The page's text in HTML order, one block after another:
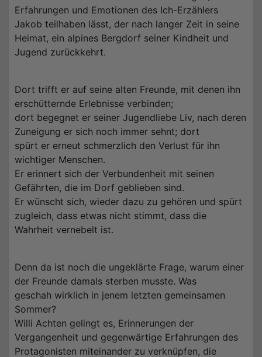
Erfahrungen und Emotionen des Ich-Erzählers
Jakob teilhaben lässt, der nach langer Zeit in seine
Heimat, ein alpines Bergdorf seiner Kindheit und
Jugend zurückkehrt.
Dort trifft er auf seine alten Freunde, mit denen ihn
erschütternde Erlebnisse verbinden;
dort begegnet er seiner Jugendliebe Liv, nach deren
Zuneigung er sich noch immer sehnt; dort
spürt er erneut schmerzlich den Verlust für ihn
wichtiger Menschen.
Er erinnert sich der Verbundenheit mit seinen
Gefährten, die im Dorf geblieben sind.
Er wünscht sich, wieder dazu zu gehören und spürt
zugleich, dass etwas nicht stimmt, dass die
Wahrheit vernebelt ist.
Denn da ist noch die ungeklärte Frage, warum einer
der Freunde damals sterben musste. Was
geschah wirklich in jenem letzten gemeinsamen
Sommer?
Willi Achten gelingt es, Erinnerungen der
Vergangenheit und gegenwärtige Erfahrungen des
Protagonisten miteinander zu verknüpfen, die